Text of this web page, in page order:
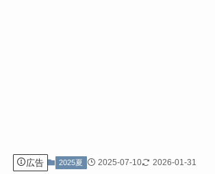
広告 2025夏 2025-07-10 2026-01-31